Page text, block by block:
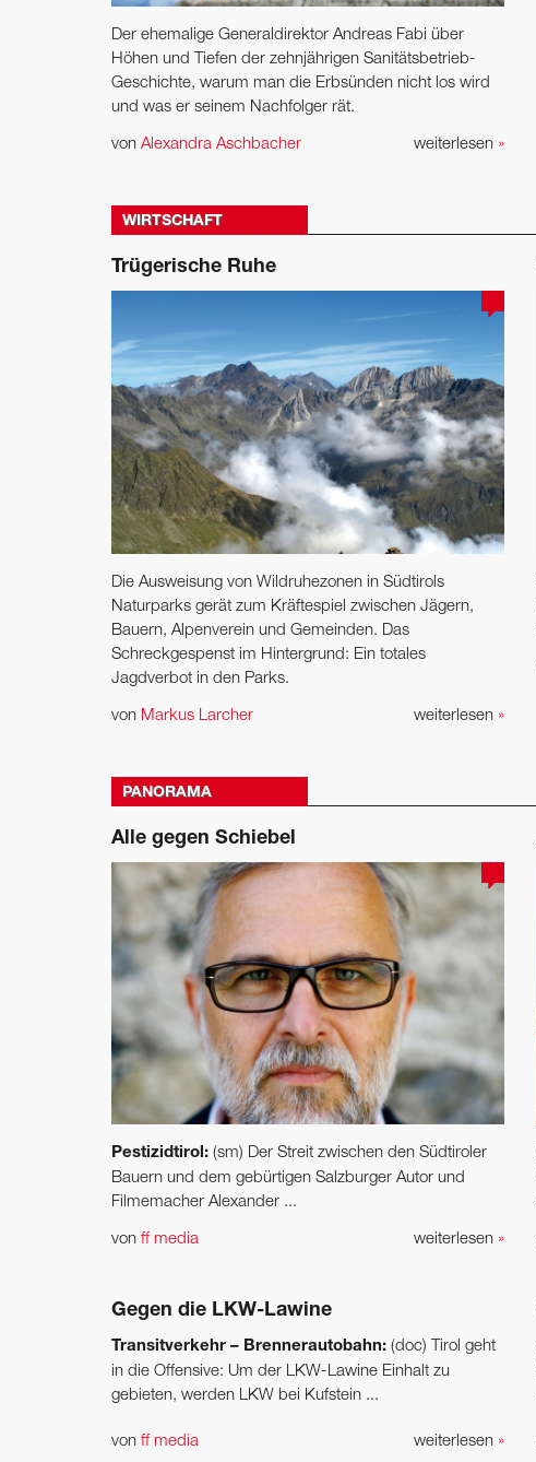
Der ehemalige Generaldirektor Andreas Fabi über
Höhen und Tiefen der zehnjährigen Sanitätsbetrieb-
Geschichte, warum man die Erbsünden nicht los wird
und was er seinem Nachfolger rät.
weiterlesen »
von Alexandra Aschbacher
WIRTSCHAFT
Trügerische Ruhe
Die Ausweisung von Wildruhezonen in Südtirols
Naturparks gerät zum Kräftespiel zwischen Jägern,
Bauern, Alpenverein und Gemeinden. Das
Schreckgespenst im Hintergrund: Ein totales
Jagdverbot in den Parks.
weiterlesen »
von Markus Larcher
PANORAMA
Alle gegen Schiebel
Pestizidtirol: (sm) Der Streit zwischen den Südtiroler
Bauern und dem gebürtigen Salzburger Autor und
Filmemacher Alexander ...
weiterlesen »
von ff media
Gegen die LKW-Lawine
Transitverkehr – Brennerautobahn: (doc) Tirol geht
in die Offensive: Um der LKW-Lawine Einhalt zu
gebieten, werden LKW bei Kufstein ...
weiterlesen »
von ff media